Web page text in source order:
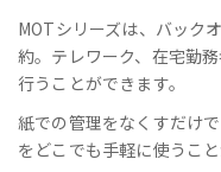
MOTシリーズは、バック
約。テレワーク、在宅勤
行うことができます。
紙での管理をなくすだけ
をどこでも手軽に使うこ